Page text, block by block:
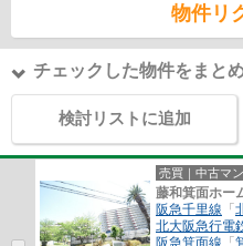
物件リ
チェックした物件をまと
検討リストに追加
売買｜中古マ
藤和箕面ホー
阪急千里線 「
北大阪急行電
阪急箕面線 「